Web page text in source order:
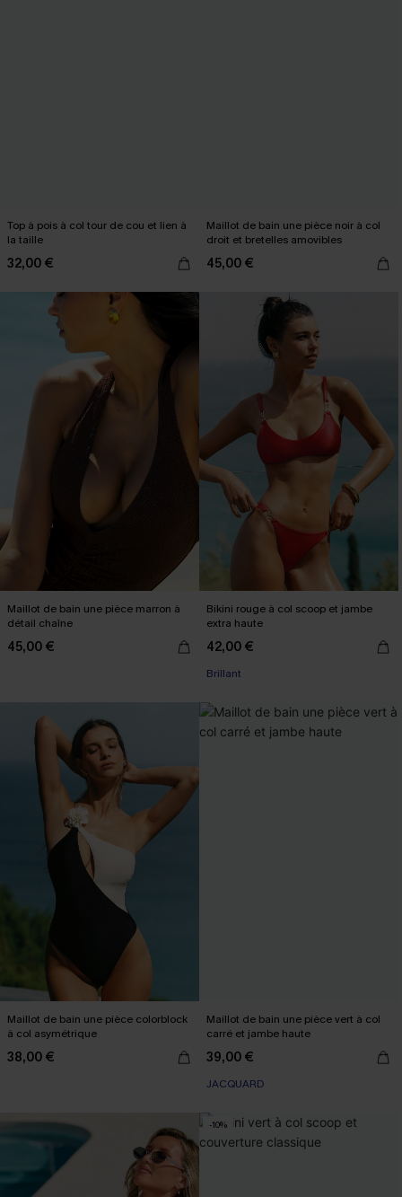
Top à pois à col tour de cou et lien à
la taille
32,00 €
Maillot de bain une pièce noir à col
droit et bretelles amovibles
45,00 €
Maillot de bain une pièce marron à
détail chaîne
45,00 €
Bikini rouge à col scoop et jambe
extra haute
42,00 €
Brillant
Maillot de bain une pièce colorblock
à col asymétrique
38,00 €
Maillot de bain une pièce vert à col
carré et jambe haute
39,00 €
JACQUARD
-10%